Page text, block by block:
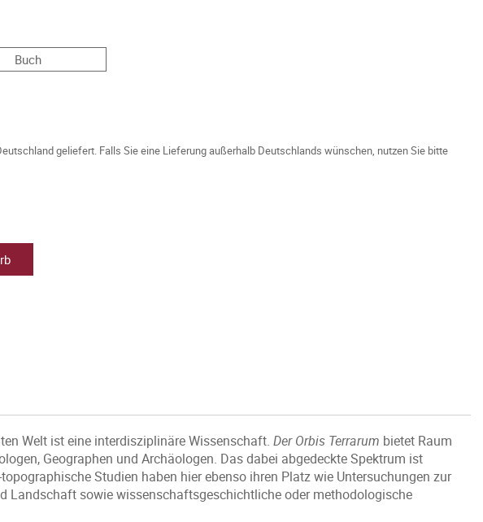
Buch
geliefert. Falls Sie eine Lieferung außerhalb Deutschlands wünschen, nutzen Sie bitte
Welt ist eine interdisziplinäre Wissenschaft. Der Orbis Terrarum bietet Raum
Geographen und Archäologen. Das dabei abgedeckte Spektrum ist
Studien haben hier ebenso ihren Platz wie Untersuchungen zur
Landschaft sowie wissenschaftsgeschichtliche oder methodologische